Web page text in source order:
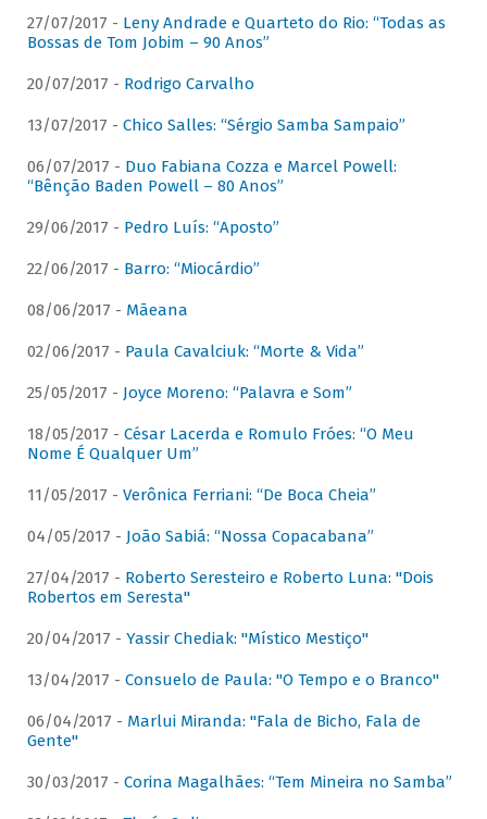
27/07/2017 - Leny Andrade e Quarteto do Rio: “Todas as
Bossas de Tom Jobim – 90 Anos”
20/07/2017 - Rodrigo Carvalho
13/07/2017 - Chico Salles: “Sérgio Samba Sampaio”
06/07/2017 - Duo Fabiana Cozza e Marcel Powell:
“Bênção Baden Powell – 80 Anos”
29/06/2017 - Pedro Luís: “Aposto”
22/06/2017 - Barro: “Miocárdio”
08/06/2017 - Mãeana
02/06/2017 - Paula Cavalciuk: “Morte & Vida”
25/05/2017 - Joyce Moreno: “Palavra e Som”
18/05/2017 - César Lacerda e Romulo Fróes: “O Meu
Nome É Qualquer Um”
11/05/2017 - Verônica Ferriani: “De Boca Cheia”
04/05/2017 - João Sabiá: “Nossa Copacabana”
27/04/2017 - Roberto Seresteiro e Roberto Luna: "Dois
Robertos em Seresta"
20/04/2017 - Yassir Chediak: "Místico Mestiço"
13/04/2017 - Consuelo de Paula: "O Tempo e o Branco"
06/04/2017 - Marlui Miranda: "Fala de Bicho, Fala de
Gente"
30/03/2017 - Corina Magalhães: “Tem Mineira no Samba”